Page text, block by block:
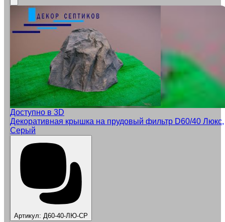
Доступно в 3D
Декоративная крышка на прудовый фильтр D60/40 Люкс,
Серый
Артикул: Д60-40-ЛЮ-СР